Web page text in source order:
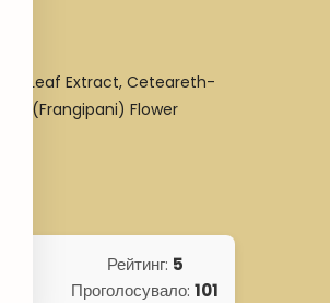
Leaf Extract, Ceteareth-
(Frangipani) Flower
Рейтинг: 5
Проголосувало: 101